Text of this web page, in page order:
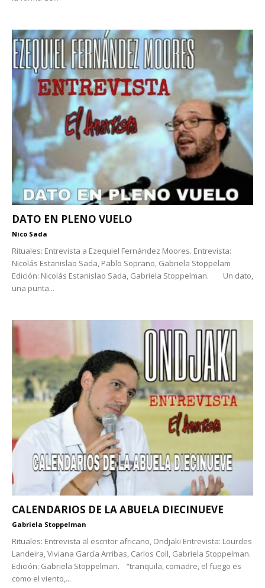
DATO EN PLENO VUELO
Nico Sada
Rituales: Entrevista a Ezequiel Fernández Moores. Entrevista:
Nicolás Estanislao Sada, Pablo Soprano, Gabriela Stoppelam
Edición: Nicolás Estanislao Sada, Gabriela Stoppelman. Un dato,
una punta...
CALENDARIOS DE LA ABUELA DIECINUEVE
Gabriela Stoppelman
Rituales: Entrevista al escritor africano, Ondjaki Entrevista: Lourdes
Landeira, Viviana García Arribas, Carlos Coll, Gabriela Stoppelman.
Edición: Gabriela Stoppelman. “tranquila, comadre, el fuego es
como el viento,...